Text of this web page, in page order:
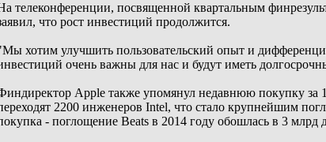
телеконференции, посвященной квартальным
что рост инвестиций продолжится.
хотим улучшить пользовательский опыт и
очень важны для нас и будут иметь
Apple также упомянул недавнюю покупку за
2200 инженеров Intel, что стало крупнейшим
- поглощение Beats в 2014 году обошлась в 3